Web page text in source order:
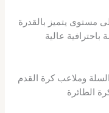
مستوى يتميز بالقدرة
عالية
وملاعب كرة القدم
الطائرة